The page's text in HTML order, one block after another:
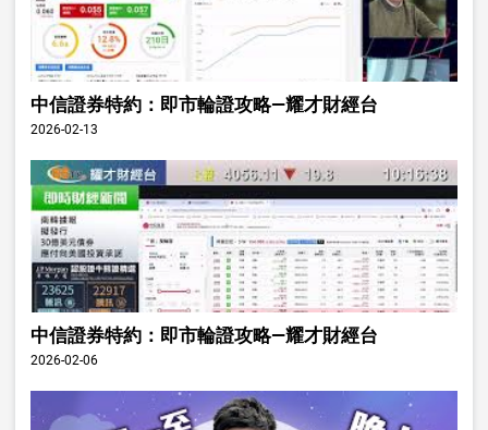
中信證券特約：即市輪證攻略—耀才財經台
2026-02-13
中信證券特約：即市輪證攻略—耀才財經台
2026-02-06